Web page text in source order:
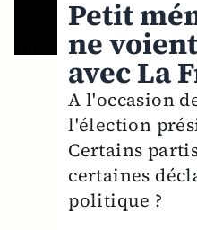
Petit
ne
avec La
A l'occasion
l'élection
Certains
certaines
politique ?